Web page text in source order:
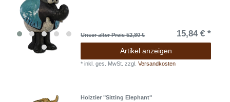
Unser alter Preis 52,80 € 15,84 € *
Artikel anzeigen
*inkl. ges. MwSt. zzgl.Versandkosten
Holztier "Sitting Elephant"